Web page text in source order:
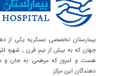
بیمارستان تخصصی عسکریه یکی از
جهان که به بیش از نیم قرن , شهره
هست و امروز که مرهمی به جان و دل
دهندگان این مرکز.